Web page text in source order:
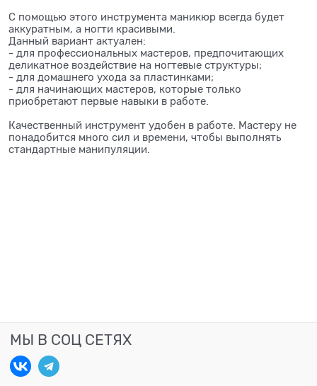
С помощью этого инструмента маникюр всегда будет
аккуратным, а ногти красивыми.
Данный вариант актуален:
- для профессиональных мастеров, предпочитающих
деликатное воздействие на ногтевые структуры;
- для домашнего ухода за пластинками;
- для начинающих мастеров, которые только
приобретают первые навыки в работе.
Качественный инструмент удобен в работе. Мастеру не
понадобится много сил и времени, чтобы выполнять
стандартные манипуляции.
МЫ В СОЦ СЕТЯХ